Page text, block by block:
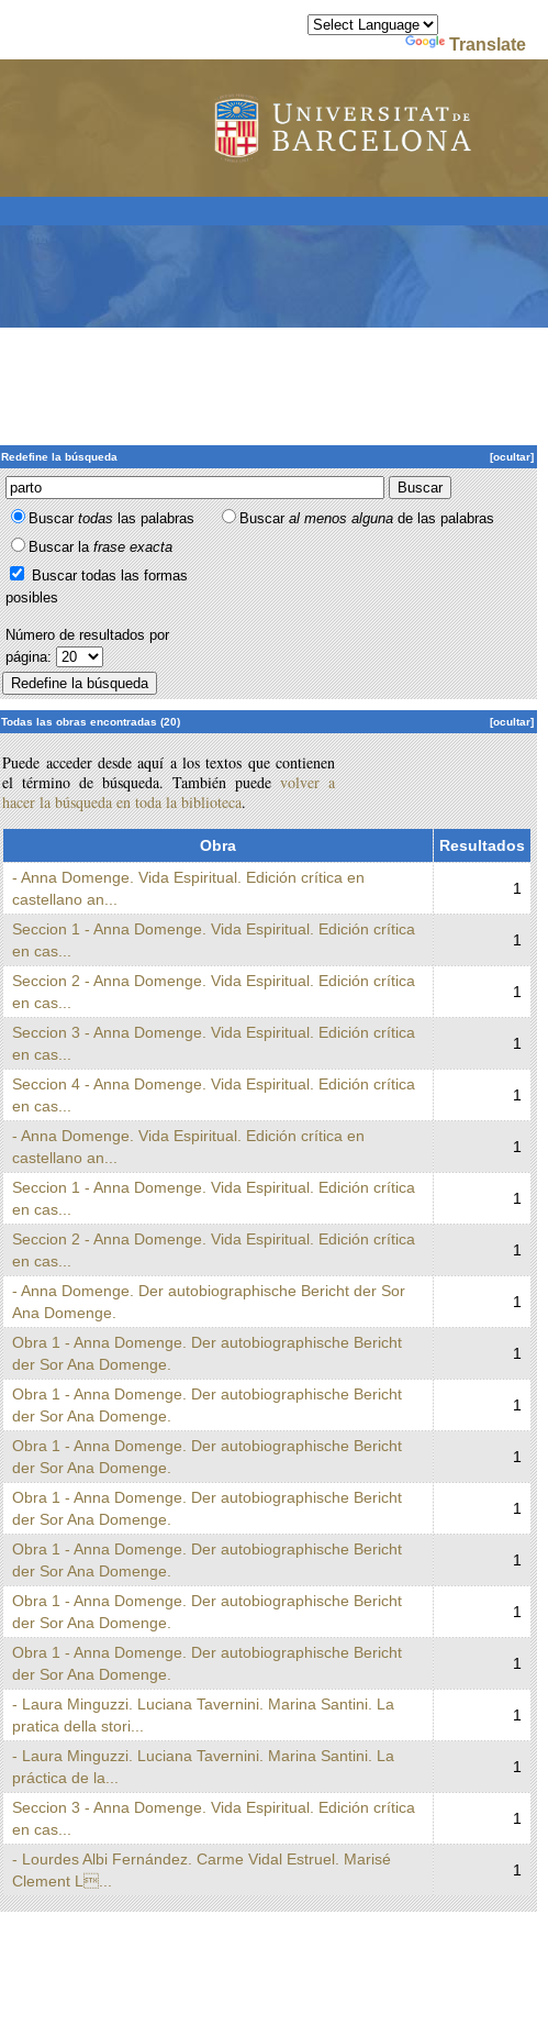
Translate
[ocultar]
Redefine la búsqueda
Buscartodaslas palabras Buscaral menos algunade las palabras
Buscar lafrase exacta
Buscar todas las formas
posibles
Número de resultados por
página:
[ocultar]
Todas las obras encontradas (20)
Puede acceder desde aquí a los textos que contienen
el término de búsqueda. También puedevolver a
hacer la búsqueda en toda la biblioteca.
Obra
Resultados
- Anna Domenge. Vida Espiritual. Edición crítica en
castellano an...
1
Seccion 1 - Anna Domenge. Vida Espiritual. Edición crítica
en cas...
1
Seccion 2 - Anna Domenge. Vida Espiritual. Edición crítica
en cas...
1
Seccion 3 - Anna Domenge. Vida Espiritual. Edición crítica
en cas...
1
Seccion 4 - Anna Domenge. Vida Espiritual. Edición crítica
en cas...
1
- Anna Domenge. Vida Espiritual. Edición crítica en
castellano an...
1
Seccion 1 - Anna Domenge. Vida Espiritual. Edición crítica
en cas...
1
Seccion 2 - Anna Domenge. Vida Espiritual. Edición crítica
en cas...
1
- Anna Domenge. Der autobiographische Bericht der Sor
Ana Domenge.
1
Obra 1 - Anna Domenge. Der autobiographische Bericht
der Sor Ana Domenge.
1
Obra 1 - Anna Domenge. Der autobiographische Bericht
der Sor Ana Domenge.
1
Obra 1 - Anna Domenge. Der autobiographische Bericht
der Sor Ana Domenge.
1
Obra 1 - Anna Domenge. Der autobiographische Bericht
der Sor Ana Domenge.
1
Obra 1 - Anna Domenge. Der autobiographische Bericht
der Sor Ana Domenge.
1
Obra 1 - Anna Domenge. Der autobiographische Bericht
der Sor Ana Domenge.
1
Obra 1 - Anna Domenge. Der autobiographische Bericht
der Sor Ana Domenge.
1
- Laura Minguzzi. Luciana Tavernini. Marina Santini. La
pratica della stori...
1
- Laura Minguzzi. Luciana Tavernini. Marina Santini. La
práctica de la...
1
Seccion 3 - Anna Domenge. Vida Espiritual. Edición crítica
en cas...
1
- Lourdes Albi Fernández. Carme Vidal Estruel. Marisé
Clement L...
1